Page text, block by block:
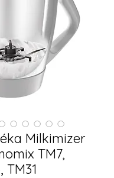
Milkimizer
TM7,
TM31